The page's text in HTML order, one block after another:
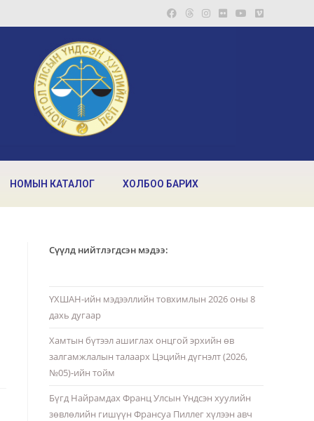
НОМЫН КАТАЛОГ ХОЛБОО БАРИХ
Сүүлд нийтлэгдсэн мэдээ:
ҮХШАН-ийн мэдээллийн товхимлын 2026 оны 8
дахь дугаар
Хамтын бүтээл ашиглах онцгой эрхийн өв
залгамжлалын талаарх Цэцийн дүгнэлт (2026,
№05)-ийн тойм
Бүгд Найрамдах Франц Улсын Үндсэн хуулийн
зөвлөлийн гишүүн Франсуа Пиллег хүлээн авч